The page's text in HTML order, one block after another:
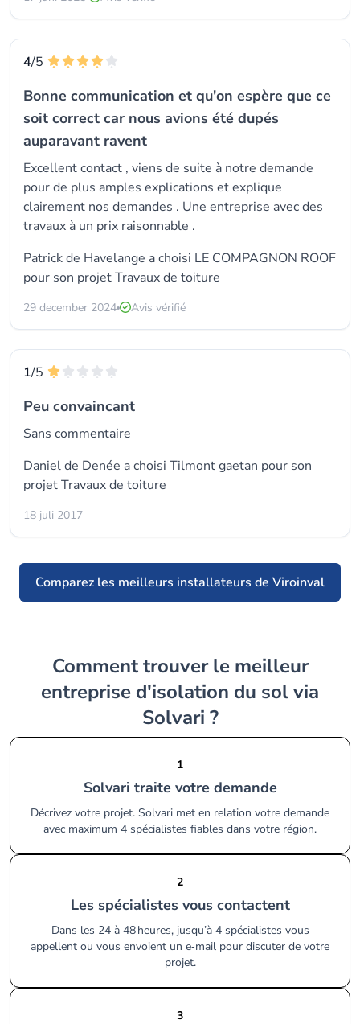
4/5
Bonne communication et qu'on espère que ce
soit correct car nous avions été dupés
auparavant ravent
Excellent contact , viens de suite à notre demande
pour de plus amples explications et explique
clairement nos demandes . Une entreprise avec des
travaux à un prix raisonnable .
Patrick de Havelange a choisi LE COMPAGNON ROOF
pour son projet Travaux de toiture
29 december 2024 Avis vérifié
1/5
Peu convaincant
Sans commentaire
Daniel de Denée a choisi Tilmont gaetan pour son
projet Travaux de toiture
18 juli 2017
Comparez les meilleurs installateurs de Viroinval
Comment trouver le meilleur
entreprise d'isolation du sol via
Solvari ?
1
Solvari traite votre demande
Décrivez votre projet. Solvari met en relation votre demande
avec maximum 4 spécialistes fiables dans votre région.
2
Les spécialistes vous contactent
Dans les 24 à 48 heures, jusqu’à 4 spécialistes vous
appellent ou vous envoient un e‑mail pour discuter de votre
projet.
3